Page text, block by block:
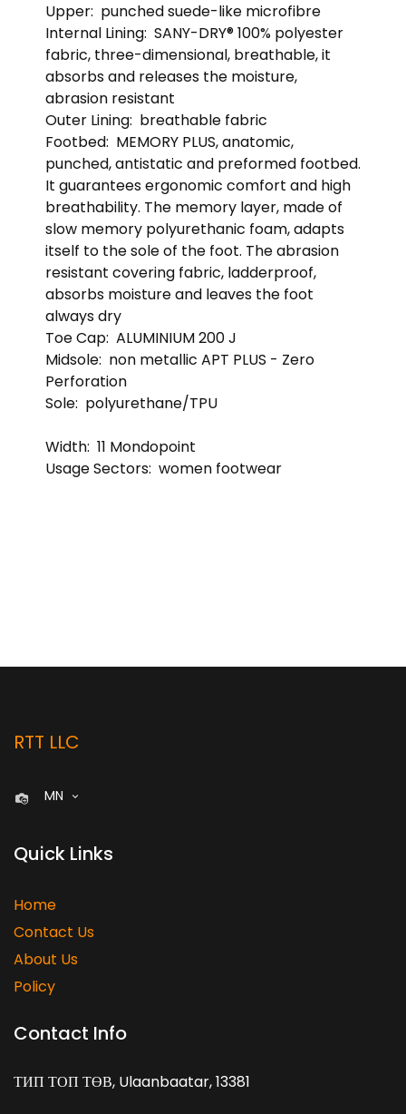
Upper: punched suede-like microfibre
Internal Lining: SANY-DRY® 100% polyester
fabric, three-dimensional, breathable, it
absorbs and releases the moisture,
abrasion resistant
Outer Lining: breathable fabric
Footbed: MEMORY PLUS, anatomic,
punched, antistatic and preformed footbed.
It guarantees ergonomic comfort and high
breathability. The memory layer, made of
slow memory polyurethanic foam, adapts
itself to the sole of the foot. The abrasion
resistant covering fabric, ladderproof,
absorbs moisture and leaves the foot
always dry
Toe Cap: ALUMINIUM 200 J
Midsole: non metallic APT PLUS - Zero
Perforation
Sole: polyurethane/TPU
Width: 11 Mondopoint
Usage Sectors: women footwear
RTT LLC
MN
Quick Links
Home
Contact Us
About Us
Policy
Contact Info
ТИП ТОП ТӨВ, Ulaanbaatar, 13381